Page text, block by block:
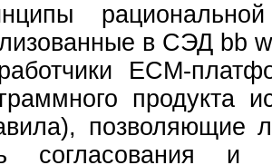
в СЭД bb
ECM-
продукта
позволяющие
согласования и